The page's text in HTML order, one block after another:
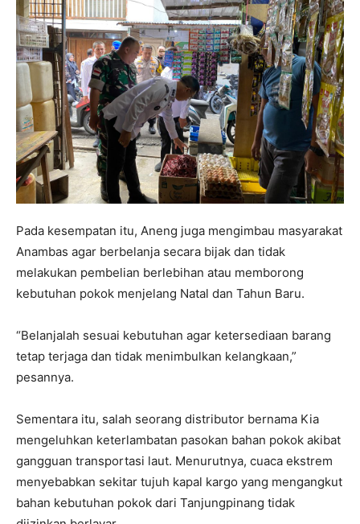
Pada kesempatan itu, Aneng juga mengimbau masyarakat
Anambas agar berbelanja secara bijak dan tidak
melakukan pembelian berlebihan atau memborong
kebutuhan pokok menjelang Natal dan Tahun Baru.
“Belanjalah sesuai kebutuhan agar ketersediaan barang
tetap terjaga dan tidak menimbulkan kelangkaan,”
pesannya.
Sementara itu, salah seorang distributor bernama Kia
mengeluhkan keterlambatan pasokan bahan pokok akibat
gangguan transportasi laut. Menurutnya, cuaca ekstrem
menyebabkan sekitar tujuh kapal kargo yang mengangkut
bahan kebutuhan pokok dari Tanjungpinang tidak